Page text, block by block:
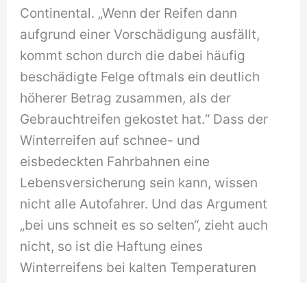
Continental. „Wenn der Reifen dann
aufgrund einer Vorschädigung ausfällt,
kommt schon durch die dabei häufig
beschädigte Felge oftmals ein deutlich
höherer Betrag zusammen, als der
Gebrauchtreifen gekostet hat.“ Dass der
Winterreifen auf schnee- und
eisbedeckten Fahrbahnen eine
Lebensversicherung sein kann, wissen
nicht alle Autofahrer. Und das Argument
„bei uns schneit es so selten“, zieht auch
nicht, so ist die Haftung eines
Winterreifens bei kalten Temperaturen